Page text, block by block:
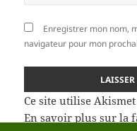
Enregistrer mon nom,
navigateur pour mon
Ce site utilise
En savoir plus sur la